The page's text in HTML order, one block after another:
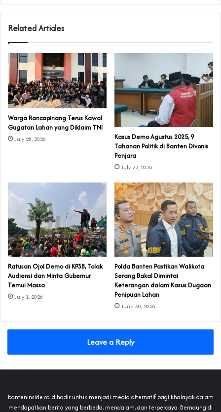
Related Articles
‎Warga Rancapinang Terus Kawal
Gugatan Lahan yang Diklaim TNI‎‎
July 28, 2026
‎Kasus Demo Agustus 2025, 9
Tahanan Politik di Banten Divonis
Penjara
July 22, 2026
‎Ratusan Ojol Demo di KP3B, Tolak
Audiensi dan Minta Gubernur
Temui Massa
July 1, 2026
Polda Banten Pastikan Walikota
Serang Bakal Dimintai
Keterangan dalam Kasus Dugaan
Penipuan Lahan
June 30, 2026
Leave a Reply
banteninside.co.id hadir untuk menjadi media alternatif bagi khalayak dalam
mendapatkan berita yang berbeda, mendalam, dan terpercaya. Bernaung di